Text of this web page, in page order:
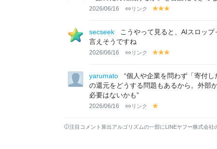
2026/06/16 リンク
y
lo
y
lolo
secseek
こうやって見ると、AIスロッ
言えそうですね
2026/06/16 リンク
y
lo
w
y
lo
w
lo
w
yarumato
“個人や企業を問わず「寄付
の還元をどうする問題もあるから。外部
必要はないかも”
2026/06/16 リンク
lo
注目コメント算出アルゴリズムの一部にLINEヤフー株式会